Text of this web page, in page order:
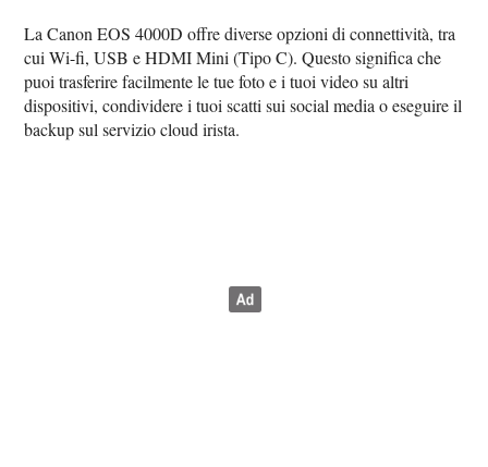
La Canon EOS 4000D offre diverse opzioni di connettività, tra
cui Wi-fi, USB e HDMI Mini (Tipo C). Questo significa che
puoi trasferire facilmente le tue foto e i tuoi video su altri
dispositivi, condividere i tuoi scatti sui social media o eseguire il
backup sul servizio cloud irista.